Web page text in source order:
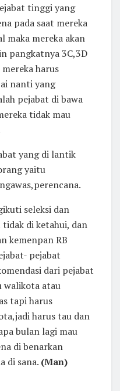
tinggi yang
pada saat mereka
maka mereka akan
pangkatnya 3C,3D
harus
nanti yang
pejabat di bawa
tidak mau
yang di lantik
yaitu
seleksi dan
di ketahui, dan
kemenpan RB
pejabat
dari pejabat
walikota atau
tapi harus
harus tau dan
bulan lagi mau
di benarkan
di sana. (Man)